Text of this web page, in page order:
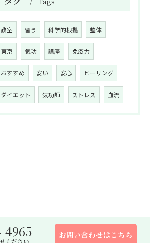
教室 習う 科学的根拠 整体
東京 気功 講座 免疫力
おすすめ 安い 安心 ヒーリング
ダイエット 気功師 ストレス 血流
4965
ください
お問い合わせはこちら